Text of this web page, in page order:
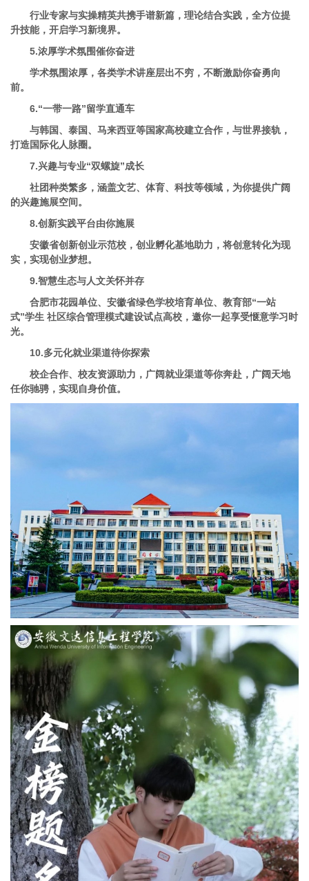
行业专家与实操精英共携手谱新篇，理论结合实践，全方位提
升技能，开启学习新境界。
5.浓厚学术氛围催你奋进
学术氛围浓厚，各类学术讲座层出不穷，不断激励你奋勇向
前。
6.“一带一路”留学直通车
与韩国、泰国、马来西亚等国家高校建立合作，与世界接轨，
打造国际化人脉圈。
7.兴趣与专业“双螺旋”成长
社团种类繁多，涵盖文艺、体育、科技等领域，为你提供广阔
的兴趣施展空间。
8.创新实践平台由你施展
安徽省创新创业示范校，创业孵化基地助力，将创意转化为现
实，实现创业梦想。
9.智慧生态与人文关怀并存
合肥市花园单位、安徽省绿色学校培育单位、教育部“一站
式”学生 社区综合管理模式建设试点高校，邀你一起享受惬意学习时
光。
10.多元化就业渠道待你探索
校企合作、校友资源助力，广阔就业渠道等你奔赴，广阔天地
任你驰骋，实现自身价值。